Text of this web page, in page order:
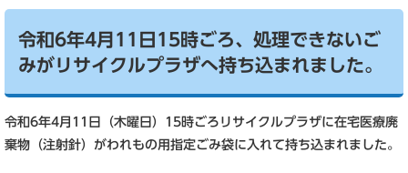
令和6年4月11日15時ごろ、処理できないご
みがリサイクルプラザへ持ち込まれました。
令和6年4月11日（木曜日）15時ごろリサイクルプラザに在宅医療廃
棄物（注射針）がわれもの用指定ごみ袋に入れて持ち込まれました。